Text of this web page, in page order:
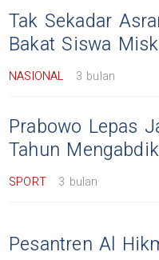
Tak Sekadar
Bakat Siswa
NASIONAL 3 bulan
Prabowo Lepas
Tahun
SPORT 3 bulan
Pesantren Al